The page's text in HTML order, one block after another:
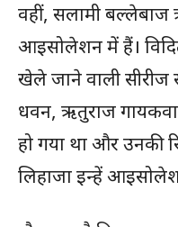
वहीं, सलामी
आइसोलेशन में हैं।
खेले जाने वाली
धवन, ऋतुराज
हो गया था और उनकी
लिहाजा इन्हें